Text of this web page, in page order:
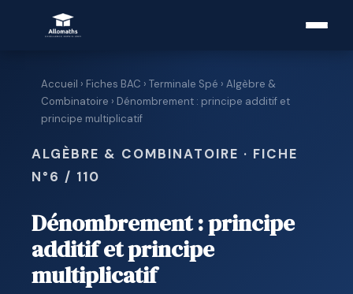
Accueil › Fiches BAC › Terminale Spé › Algèbre &
Combinatoire › Dénombrement : principe additif et
principe multiplicatif
ALGÈBRE & COMBINATOIRE · FICHE
N°6 / 110
Dénombrement : principe
additif et principe
multiplicatif